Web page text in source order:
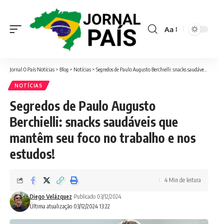
Font
Aa
Jornal O País Notícias > Blog > Notícias > Segredos de Paulo Augusto Berchielli: snacks saudáveis que mantêm seu foco no trabalho e nos estudos!
NOTÍCIAS
Segredos de Paulo Augusto
Berchielli: snacks saudáveis que
mantêm seu foco no trabalho e nos
estudos!
Última atualização 03/12/2024 13:22
Diego Velázquez Publicado 03/12/2024
4 Min de leitura